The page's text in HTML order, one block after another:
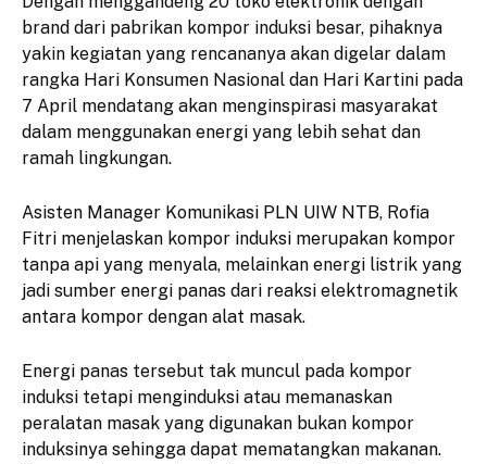
brand dari pabrikan kompor induksi besar, pihaknya
yakin kegiatan yang rencananya akan digelar dalam
rangka Hari Konsumen Nasional dan Hari Kartini pada
7 April mendatang akan menginspirasi masyarakat
dalam menggunakan energi yang lebih sehat dan
ramah lingkungan.
Asisten Manager Komunikasi PLN UIW NTB, Rofia
Fitri menjelaskan kompor induksi merupakan kompor
tanpa api yang menyala, melainkan energi listrik yang
jadi sumber energi panas dari reaksi elektromagnetik
antara kompor dengan alat masak.
Energi panas tersebut tak muncul pada kompor
induksi tetapi menginduksi atau memanaskan
peralatan masak yang digunakan bukan kompor
induksinya sehingga dapat mematangkan makanan.